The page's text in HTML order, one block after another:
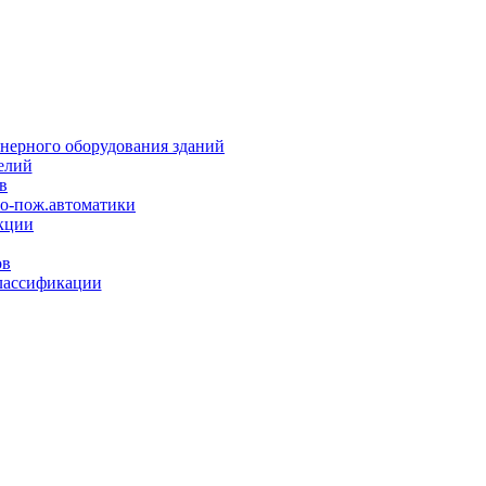
оборудования зданий
пож.автоматики